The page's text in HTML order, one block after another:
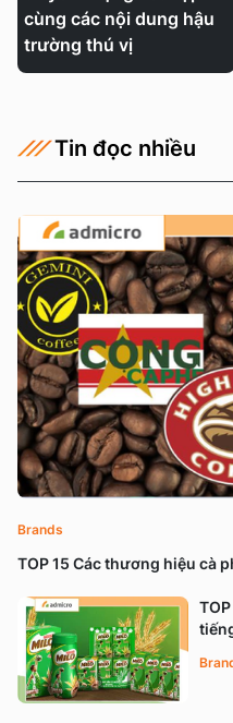
cùng các nội dung hậu
trường thú vị
Tin đọc nhiều
TOP 15 Các thương hiệu cà
Brands